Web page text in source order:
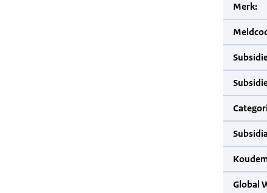
Merk:
Global